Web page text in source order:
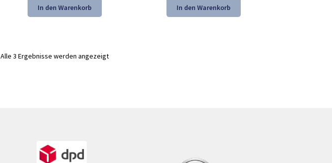
war:
33,43 €
ist:
21,98 €.
In den Warenkorb
war:
43,28 €
ist:
28,98 €.
In den Warenkorb
Alle 3 Ergebnisse werden angezeigt